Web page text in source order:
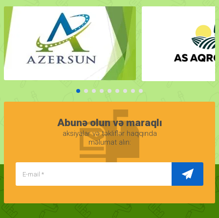
Abunə olun və maraqlı
aksiyalar və təkliflər haqqında
məlumat alın: